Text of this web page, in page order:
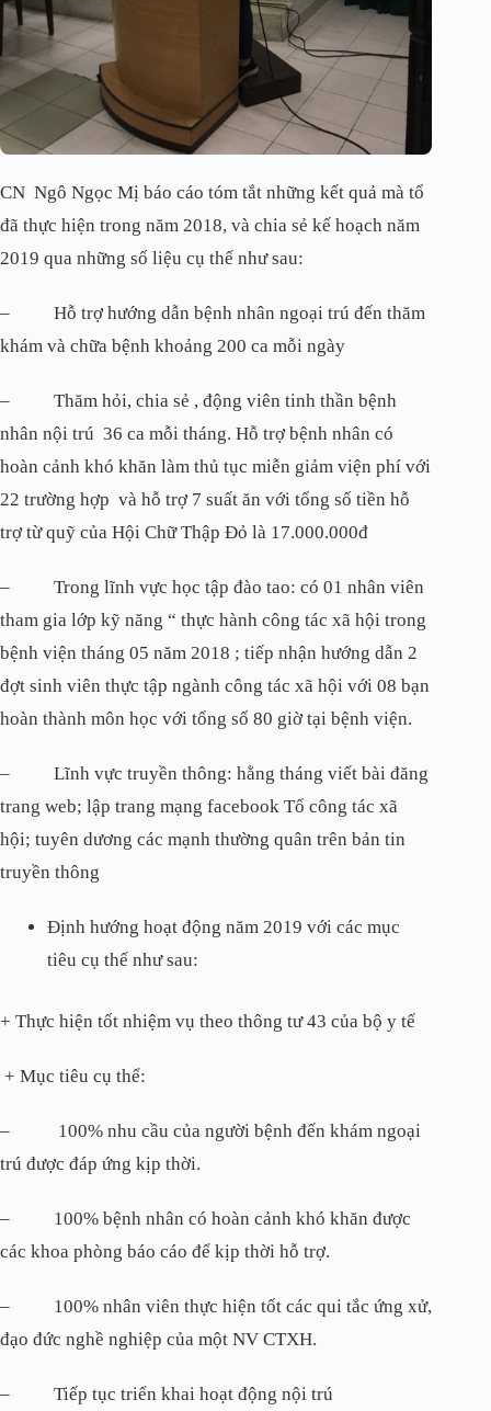
CN Ngô Ngọc Mị báo cáo tóm tắt những kết quả mà tổ
đã thực hiện trong năm 2018, và chia sẻ kế hoạch năm
2019 qua những số liệu cụ thể như sau:
– Hỗ trợ hướng dẫn bệnh nhân ngoại trú đến thăm
khám và chữa bệnh khoảng 200 ca mỗi ngày
– Thăm hỏi, chia sẻ , động viên tinh thần bệnh
nhân nội trú 36 ca mỗi tháng. Hỗ trợ bệnh nhân có
hoàn cảnh khó khăn làm thủ tục miễn giảm viện phí với
22 trường hợp và hỗ trợ 7 suất ăn với tổng số tiền hỗ
trợ từ quỹ của Hội Chữ Thập Đỏ là 17.000.000đ
– Trong lĩnh vực học tập đào tao: có 01 nhân viên
tham gia lớp kỹ năng “ thực hành công tác xã hội trong
bệnh viện tháng 05 năm 2018 ; tiếp nhận hướng dẫn 2
đợt sinh viên thực tập ngành công tác xã hội với 08 bạn
hoàn thành môn học với tổng số 80 giờ tại bệnh viện.
– Lĩnh vực truyền thông: hằng tháng viết bài đăng
trang web; lập trang mạng facebook Tổ công tác xã
hội; tuyên dương các mạnh thường quân trên bản tin
truyền thông
Định hướng hoạt động năm 2019 với các mục
tiêu cụ thể như sau:
+ Thực hiện tốt nhiệm vụ theo thông tư 43 của bộ y tế
+ Mục tiêu cụ thể:
– 100% nhu cầu của người bệnh đến khám ngoại
trú được đáp ứng kịp thời.
– 100% bệnh nhân có hoàn cảnh khó khăn được
các khoa phòng báo cáo để kịp thời hỗ trợ.
– 100% nhân viên thực hiện tốt các qui tắc ứng xử,
đạo đức nghề nghiệp của một NV CTXH.
– Tiếp tục triển khai hoạt động nội trú